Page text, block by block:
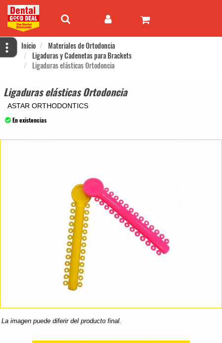
Inicio
Materiales de Ortodoncia
Ligaduras y Cadenetas para Brackets
Ligaduras elásticas Ortodoncia
Ligaduras elásticas Ortodoncia
ASTAR ORTHODONTICS
En existencias
La imagen puede diferir del producto final.